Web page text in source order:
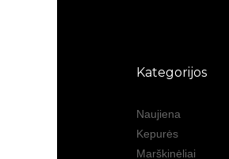
Kategorijos
Naujiena
Kepurės
Marškinėliai